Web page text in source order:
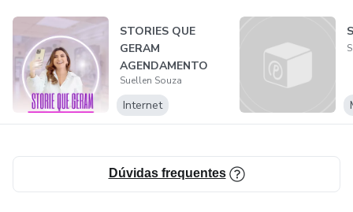
STORIES QUE
GERAM
AGENDAMENTO
Suellen Souza
Internet
Dúvidas frequentes